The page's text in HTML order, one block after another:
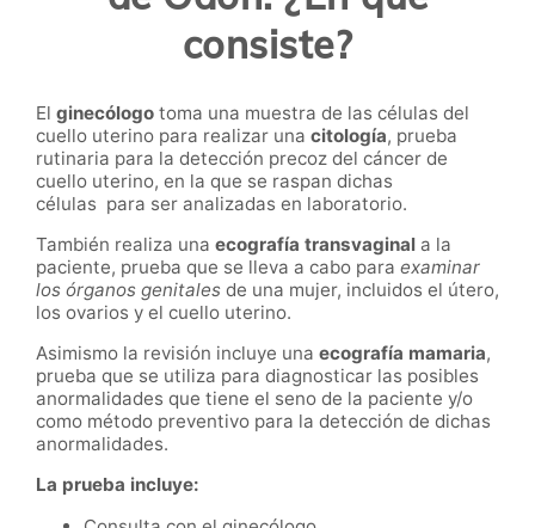
consiste?
El ginecólogo toma una muestra de las células del
cuello uterino para realizar una citología, prueba
rutinaria para la detección precoz del cáncer de
cuello uterino, en la que se raspan dichas
células para ser analizadas en laboratorio.
También realiza una ecografía transvaginal a la
paciente, prueba que se lleva a cabo para examinar
los órganos genitales de una mujer, incluidos el útero,
los ovarios y el cuello uterino.
Asimismo la revisión incluye una ecografía mamaria,
prueba que se utiliza para diagnosticar las posibles
anormalidades que tiene el seno de la paciente y/o
como método preventivo para la detección de dichas
anormalidades.
La prueba incluye: